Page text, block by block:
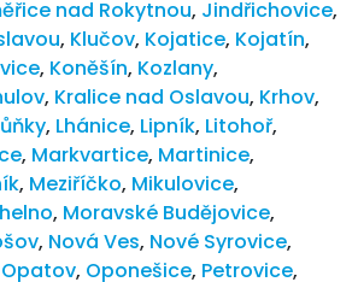
nad Rokytnou, Jindřichovice,
, Klučov, Kojatice, Kojatín,
, Koněšín, Kozlany,
, Kralice nad Oslavou, Krhov,
, Lhánice, Lipník, Litohoř,
, Markvartice, Martinice,
, Meziříčko, Mikulovice,
, Moravské Budějovice,
, Nová Ves, Nové Syrovice,
Opatov, Oponešice, Petrovice,